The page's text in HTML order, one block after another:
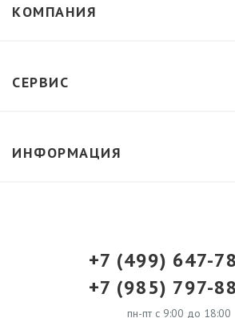
КОМПАНИЯ
СЕРВИС
ИНФОРМАЦИЯ
+7 (499) 647-
+7 (985) 797-
пн-пт с 9:00 до 18:00